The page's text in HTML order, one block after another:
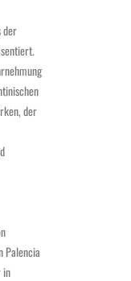
der
der
Palencia
in